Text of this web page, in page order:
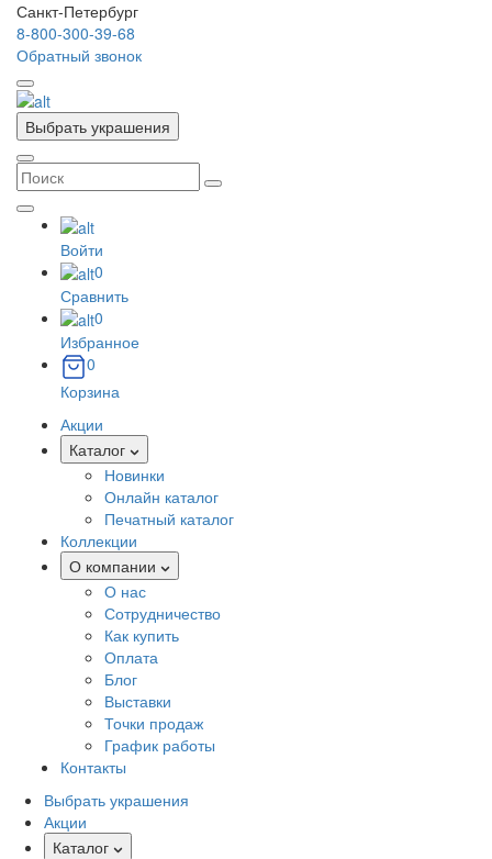
Санкт-Петербург
8-800-300-39-68
Обратный звонок
Выбрать украшения
Войти
0
Сравнить
0
Избранное
0
Корзина
Акции
Каталог
Новинки
Онлайн каталог
Печатный каталог
Коллекции
О компании
О нас
Сотрудничество
Как купить
Оплата
Блог
Выставки
Точки продаж
График работы
Контакты
Выбрать украшения
Акции
Каталог